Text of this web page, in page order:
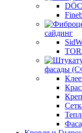
сайдинг
фасады